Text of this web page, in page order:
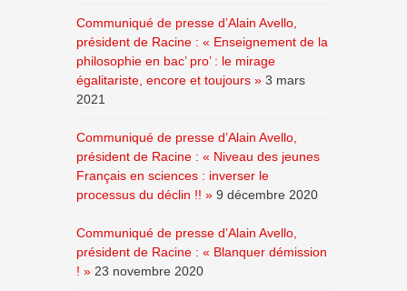
Communiqué de presse d’Alain Avello,
président de Racine : « Enseignement de la
philosophie en bac’ pro’ : le mirage
égalitariste, encore et toujours » 3 mars
2021
Communiqué de presse d’Alain Avello,
président de Racine : « Niveau des jeunes
Français en sciences : inverser le
processus du déclin !! » 9 décembre 2020
Communiqué de presse d’Alain Avello,
président de Racine : « Blanquer démission
! » 23 novembre 2020